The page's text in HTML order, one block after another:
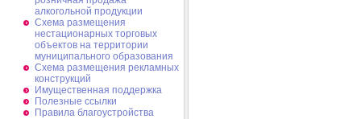
алкогольной продукции
Схема размещения
нестационарных торговых
объектов на территории
муниципального образования
Схема размещения рекламных
конструкций
Имущественная поддержка
Полезные ссылки
Правила благоустройства